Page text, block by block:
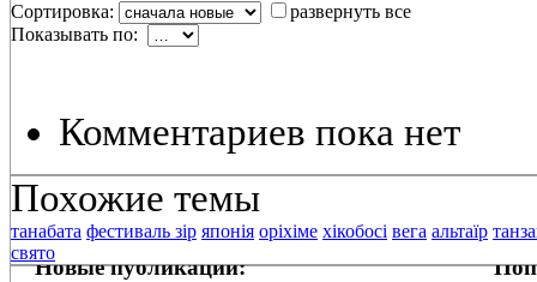
Сортировка:
развернуть все
Показывать по:
Комментариев пока нет
Похожие темы
танабата фестиваль зір японія оріхіме хікобосі вега альтаїр
свято
Новые публикации: